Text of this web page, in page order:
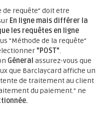
de requête" doit etre
En ligne mais différer la
les requêtes en ligne
"Méthode de la requête"
"POST".
Géneral assurez-vous que
que Barclaycard affiche un
de traitement au client
du paiement." ne